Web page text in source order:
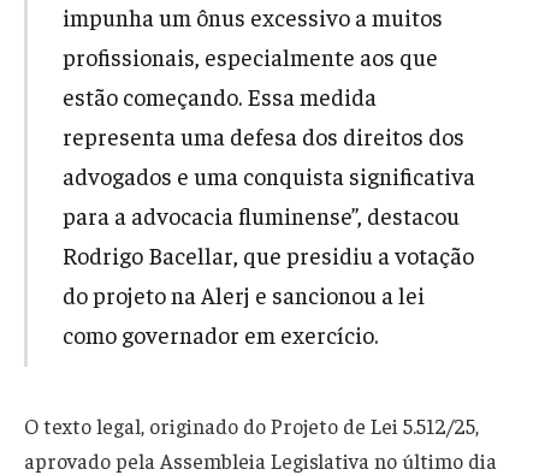
impunha um ônus excessivo a muitos
profissionais, especialmente aos que
estão começando. Essa medida
representa uma defesa dos direitos dos
advogados e uma conquista significativa
para a advocacia fluminense”, destacou
Rodrigo Bacellar, que presidiu a votação
do projeto na Alerj e sancionou a lei
como governador em exercício.
O texto legal, originado do Projeto de Lei 5.512/25,
aprovado pela Assembleia Legislativa no último dia